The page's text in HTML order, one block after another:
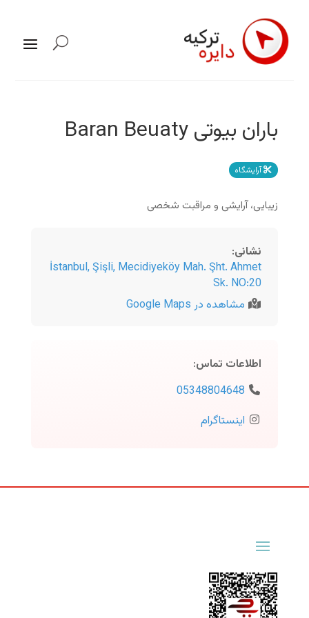
باران بیوتی Baran Beuaty
آرایشگاه
زیبایی، آرایشی و مراقبت شخصی
نشانی:
İstanbul,Şişli, Mecidiyeköy Mah. Şht. Ahmet
Sk. NO:20
مشاهده در Google Maps
اطلاعات تماس:
05348804648
اینستاگرام